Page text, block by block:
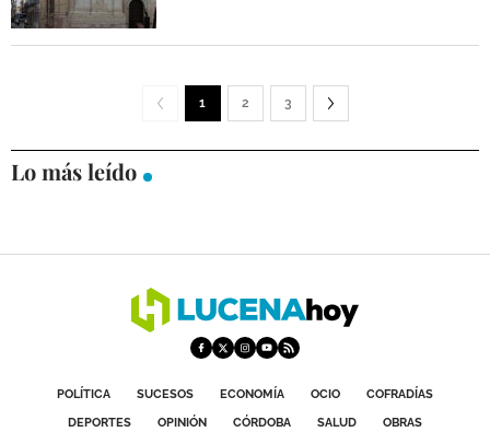
1 2 3
Lo más leído
POLÍTICA SUCESOS ECONOMÍA OCIO
COFRADÍAS
DEPORTES
OPINIÓN CÓRDOBA SALUD
OBRAS